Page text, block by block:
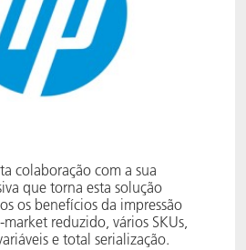
colaboração com a sua
que torna esta solução
os benefícios da impressão
reduzido, vários SKUs,
e total serialização.